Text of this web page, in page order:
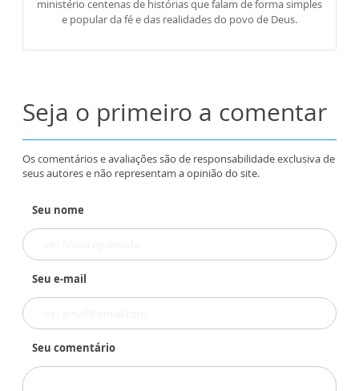
ministério centenas de histórias que falam de forma simples
e popular da fé e das realidades do povo de Deus.
Seja o primeiro a comentar
Os comentários e avaliações são de responsabilidade exclusiva de
seus autores e não representam a opinião do site.
Seu nome
Seu e-mail
Seu comentário